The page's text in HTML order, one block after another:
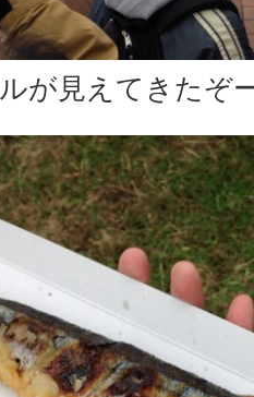
が見えてきたぞ